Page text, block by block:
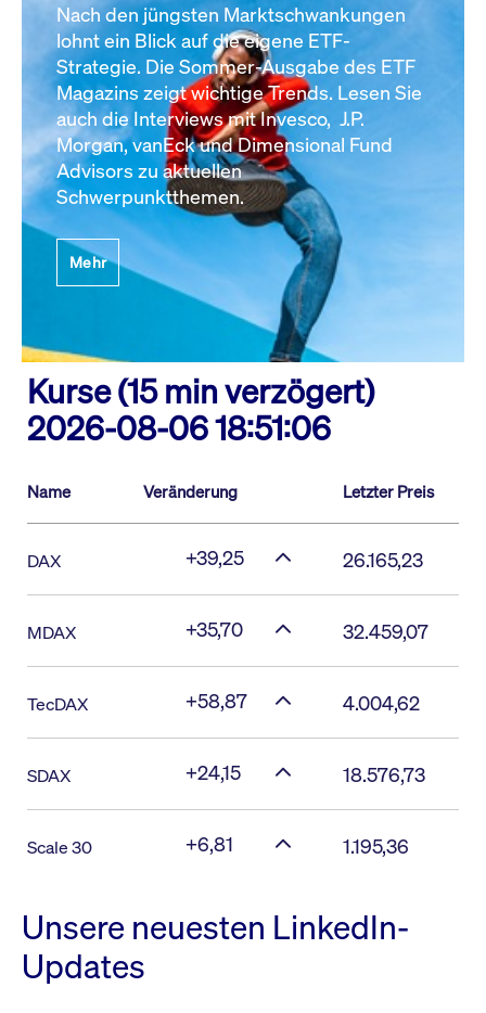
Nach den jüngsten Marktschwankungen
lohnt ein Blick auf die eigene ETF-
Strategie. Die Sommer-Ausgabe des ETF
Magazins zeigt wichtige Trends. Lesen Sie
auch die Interviews mit Invesco, J.P.
Morgan, vanEck und Dimensional Fund
Advisors zu aktuellen
Schwerpunktthemen.
Mehr
Kurse (15 min verzögert)
2026-08-06 18:51:06
Name Veränderung Letzter Preis
DAX +39,25 26.165,23
MDAX +35,70 32.459,07
TecDAX +58,87 4.004,62
SDAX +24,15 18.576,73
Scale 30 +6,81 1.195,36
Unsere neuesten LinkedIn-
Updates